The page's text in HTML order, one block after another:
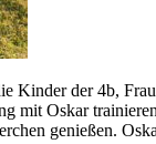
Kinder der 4b,
mit Oskar
genießen.